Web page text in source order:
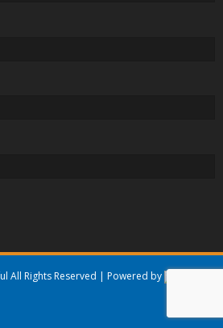
All Rights Reserved | Powered by